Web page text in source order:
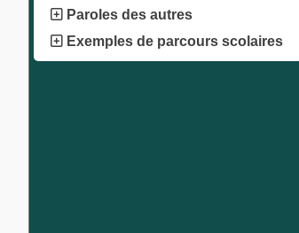
Paroles des autres
Exemples de parcours scolaires